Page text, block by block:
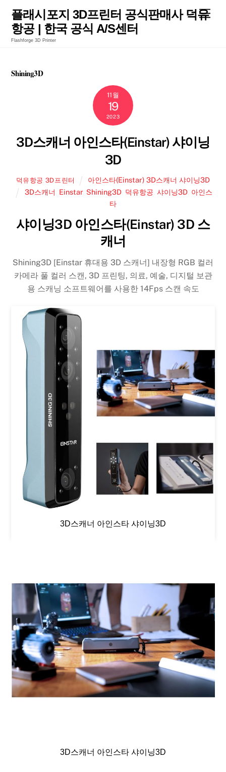
content
플래시포지 3D프린터 공식판매사 덕유
항공 | 한국 공식 A/S센터
Flashforge 3D Printer
Shining3D
11월
19
2023
3D스캐너 아인스타(Einstar) 샤이닝
3D
덕유항공 3D프린터
아인스타(Einstar) 3D스캐너 샤이닝3D
3D스캐너 Einstar, Shining3D, 덕유항공 샤이닝3D, 아인스
타
샤이닝3D 아인스타(Einstar) 3D 스
캐너
Shining3D [Einstar 휴대용 3D 스캐너] 내장형 RGB 컬러
카메라 풀 컬러 스캔, 3D 프린팅, 의료, 예술, 디지털 보관
용 스캐닝 소프트웨어를 사용한 14Fps 스캔 속도
3D스캐너 아인스타 샤이닝3D
3D스캐너 아인스타 샤이닝3D